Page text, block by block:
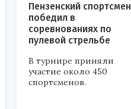
Пензенский спортсмен
победил в
соревнованиях по
пулевой стрельбе
В турнире приняли
участие около 450
спортсменов.